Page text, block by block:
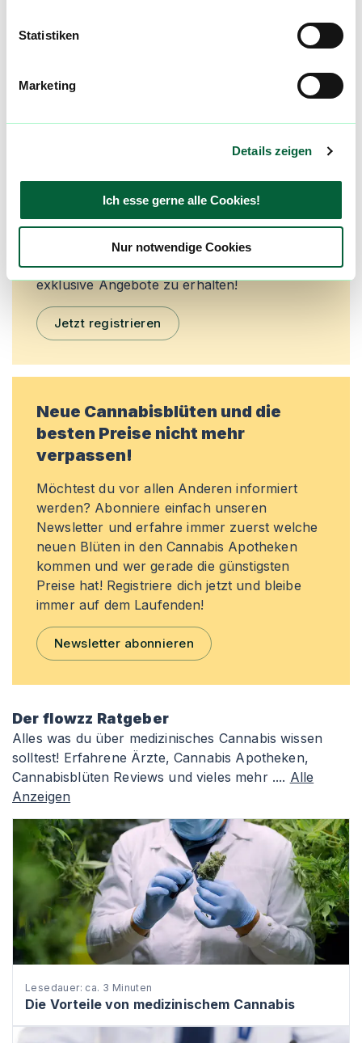
Statistiken
Marketing
Details zeigen
Ich esse gerne alle Cookies!
Nur notwendige Cookies
und Bewertungen flowzz noch besser zu
machen. Melde dich an, um dir deine
Lieblingsblüten zu merken, rechtzeitig über
Preisreduktionen informiert zu werden und
exklusive Angebote zu erhalten!
Jetzt registrieren
Neue Cannabisblüten und die
besten Preise nicht mehr
verpassen!
Möchtest du vor allen Anderen informiert
werden? Abonniere einfach unseren
Newsletter und erfahre immer zuerst welche
neuen Blüten in den Cannabis Apotheken
kommen und wer gerade die günstigsten
Preise hat! Registriere dich jetzt und bleibe
immer auf dem Laufenden!
Newsletter abonnieren
Der flowzz Ratgeber
Alles was du über medizinisches Cannabis wissen
solltest! Erfahrene Ärzte, Cannabis Apotheken,
Cannabisblüten Reviews und vieles mehr .... Alle
Anzeigen
Lesedauer: ca. 3 Minuten
Die Vorteile von medizinischem Cannabis